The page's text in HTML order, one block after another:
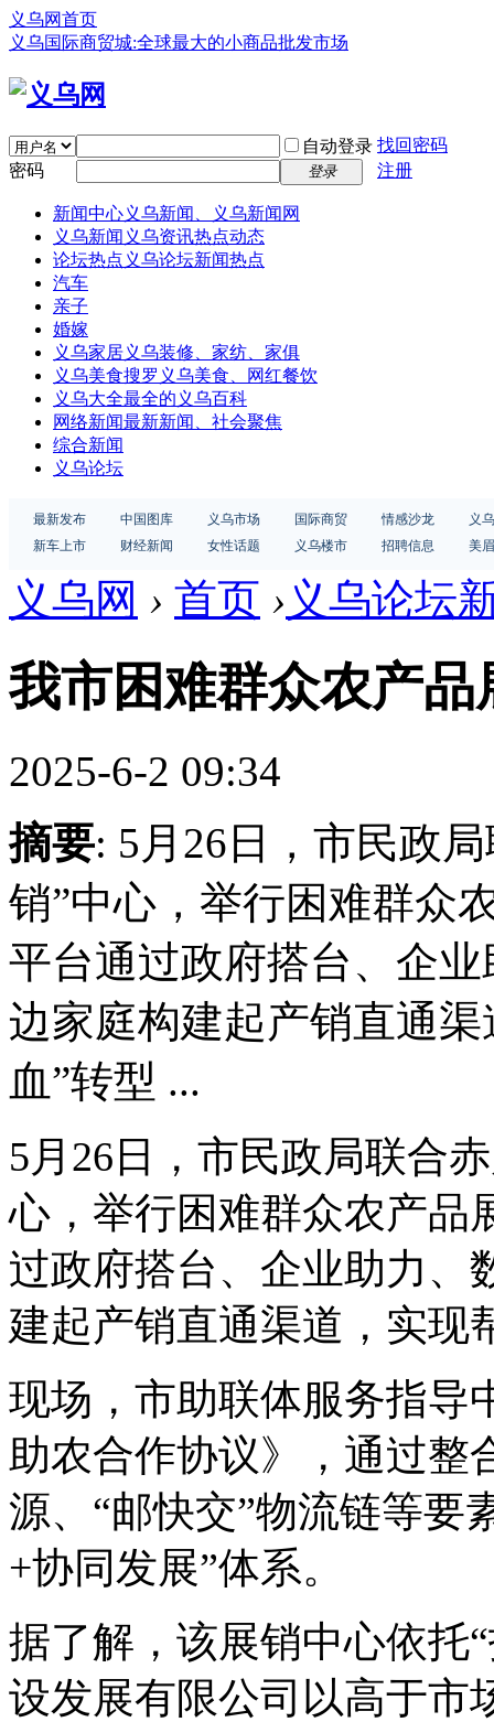
义乌网首页
义乌国际商贸城:全球最大的小商品批发市场
自动登录 找回密码
密码
登录 注册
新闻中心义乌新闻、义乌新闻网
义乌新闻 义乌资讯热点动态
论坛热点 义乌论坛新闻热点
汽车
亲子
婚嫁
义乌家居义乌装修、家纺、家俱
义乌美食搜罗义乌美食、网红餐饮
义乌大全最全的义乌百科
网络新闻最新新闻、社会聚焦
综合新闻
义乌论坛
最新发布 中国图库 义乌市场 国际商贸 情感沙龙
义
新车上市
财经新闻 女性话题 义乌楼市 招聘信息 美
义乌网 › 首页 › 义乌论坛
我市困难群众农产品
2025-6-2 09:34
摘要: 5月26日，市民政
销”中心，举行困难群众
平台通过政府搭台、企
边家庭构建起产销直通
血”转型 ...
5月26日，市民政局联合
心，举行困难群众农产品
过政府搭台、企业助力、
建起产销直通渠道，实现
现场，市助联体服务指导
助农合作协议》，通过整
源、“邮快交”物流链等要
+协同发展”体系。
据了解，该展销中心依托
设发展有限公司以高于市